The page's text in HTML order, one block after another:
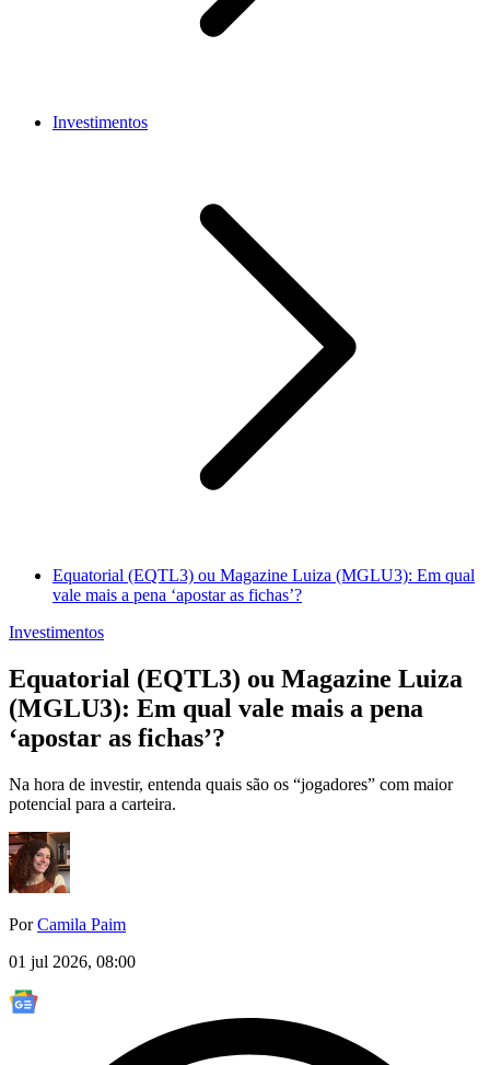
Investimentos
Equatorial (EQTL3) ou Magazine Luiza (MGLU3): Em qual
vale mais a pena ‘apostar as fichas’?
Investimentos
Equatorial (EQTL3) ou Magazine Luiza
(MGLU3): Em qual vale mais a pena
‘apostar as fichas’?
Na hora de investir, entenda quais são os “jogadores” com maior
potencial para a carteira.
PorCamila Paim
01 jul 2026, 08:00